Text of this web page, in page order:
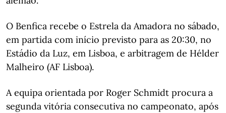
O Benfica recebe o Estrela da Amadora no sábado,
em partida com início previsto para as 20:30, no
Estádio da Luz, em Lisboa, e arbitragem de Hélder
Malheiro (AF Lisboa).
A equipa orientada por Roger Schmidt procura a
segunda vitória consecutiva no campeonato, após